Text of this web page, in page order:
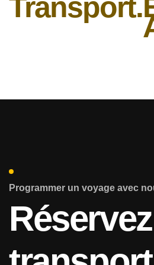
Transport.
Programmer un voyage avec